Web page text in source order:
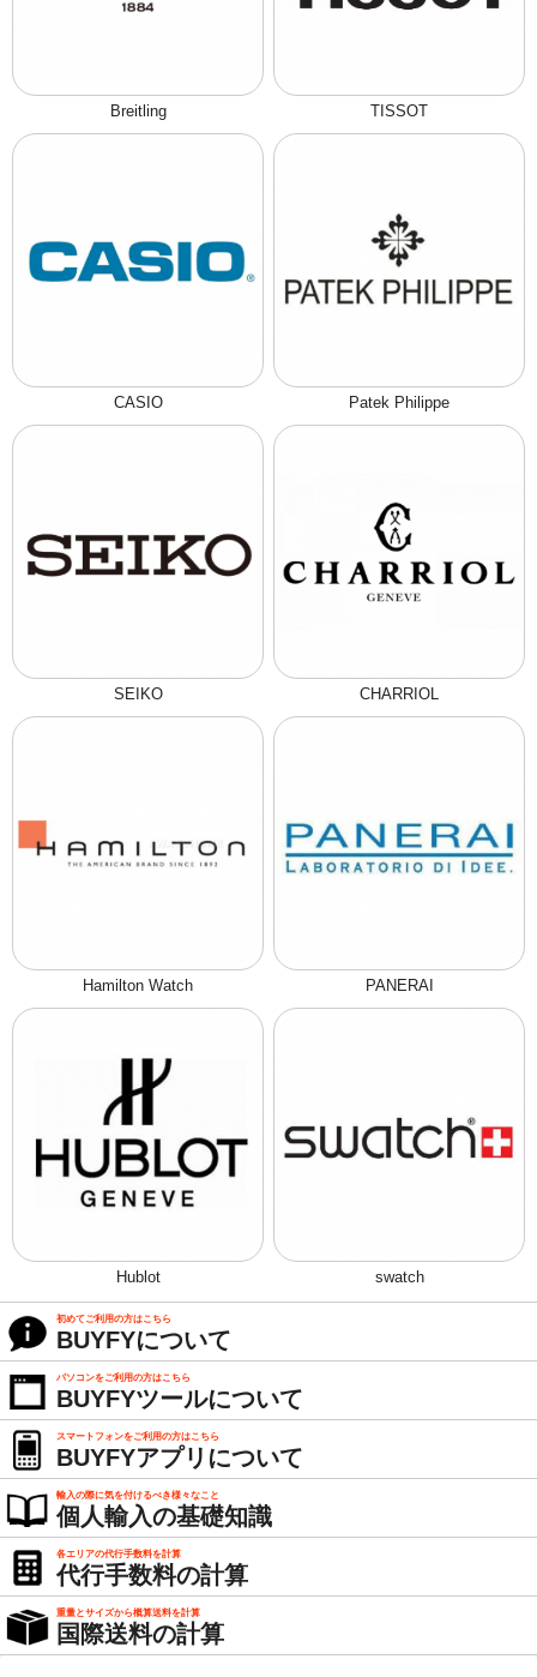
Breitling TISSOT
CASIO Patek Philippe
SEIKO CHARRIOL
Hamilton Watch PANERAI
Hublot swatch
初めてご利用の方はこちら
BUYFYについて
パソコンをご利用の方はこちら
BUYFYツールについて
スマートフォンをご利用の方はこちら
BUYFYアプリについて
輸入の際に気を付けるべき様々なこと
個人輸入の基礎知識
各エリアの代行手数料を計算
代行手数料の計算
重量とサイズから概算送料を計算
国際送料の計算